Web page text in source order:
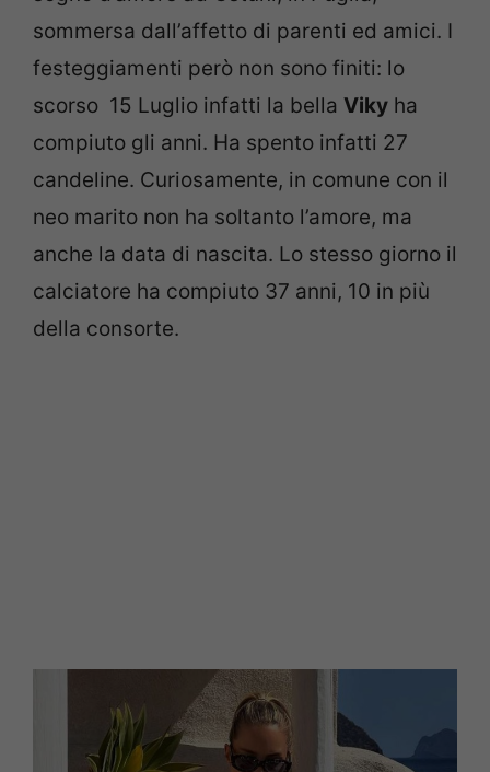
sommersa dall’affetto di parenti ed amici. I
festeggiamenti però non sono finiti: lo
scorso 15 Luglio infatti la bella Viky ha
compiuto gli anni. Ha spento infatti 27
candeline. Curiosamente, in comune con il
neo marito non ha soltanto l’amore, ma
anche la data di nascita. Lo stesso giorno il
calciatore ha compiuto 37 anni, 10 in più
della consorte.